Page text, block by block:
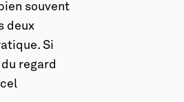
souvent
deux
Si
regard